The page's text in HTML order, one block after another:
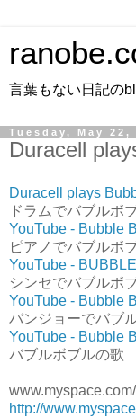
言葉もない日記の
Tuesday, May 22,
Duracell
Duracell plays
ドラムでバブルボ
YouTube - Bubble
ピアノでバブルボ
YouTube -
シンセでバブルボ
YouTube - Bubble
バンジョーでバブ
YouTube - Bubble
バブルボブルの歌
http://